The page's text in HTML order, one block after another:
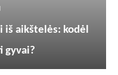
iš aikštelės: kodėl
gyvai?